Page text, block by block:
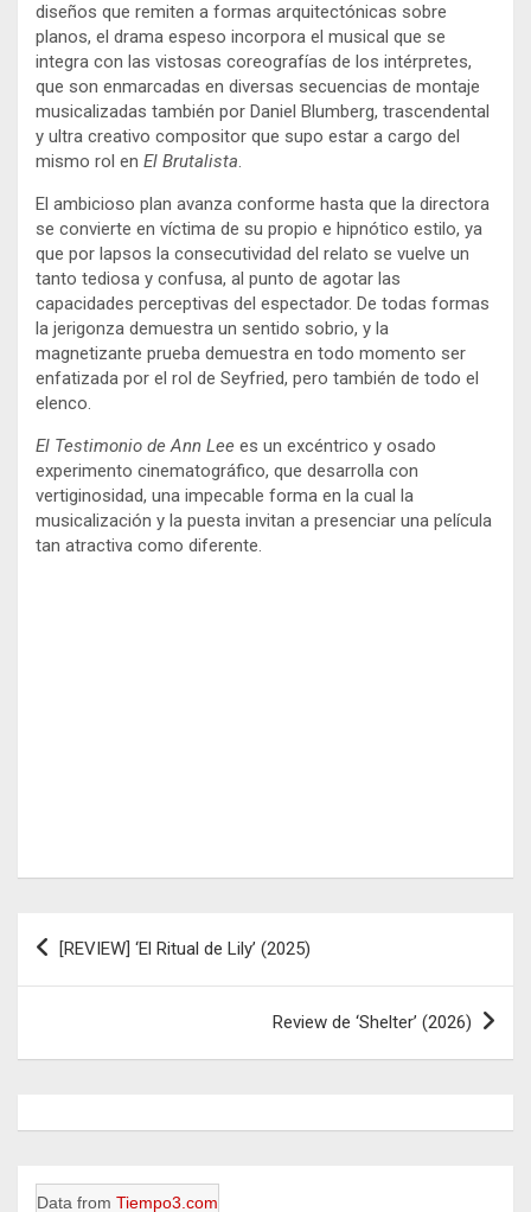
diseños que remiten a formas arquitectónicas sobre
planos, el drama espeso incorpora el musical que se
integra con las vistosas coreografías de los intérpretes,
que son enmarcadas en diversas secuencias de montaje
musicalizadas también por Daniel Blumberg, trascendental
y ultra creativo compositor que supo estar a cargo del
mismo rol en El Brutalista.
El ambicioso plan avanza conforme hasta que la directora
se convierte en víctima de su propio e hipnótico estilo, ya
que por lapsos la consecutividad del relato se vuelve un
tanto tediosa y confusa, al punto de agotar las
capacidades perceptivas del espectador. De todas formas
la jerigonza demuestra un sentido sobrio, y la
magnetizante prueba demuestra en todo momento ser
enfatizada por el rol de Seyfried, pero también de todo el
elenco.
El Testimonio de Ann Lee es un excéntrico y osado
experimento cinematográfico, que desarrolla con
vertiginosidad, una impecable forma en la cual la
musicalización y la puesta invitan a presenciar una película
tan atractiva como diferente.
Navegación
[REVIEW] ‘El Ritual de Lily’ (2025)
Review de ‘Shelter’ (2026)
Data from Tiempo3.com